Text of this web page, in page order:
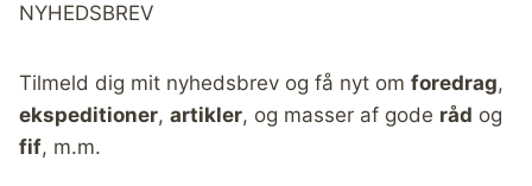
NYHEDSBREV
Tilmeld dig mit nyhedsbrev og få nyt om foredrag,
ekspeditioner, artikler, og masser af gode råd og
fif, m.m.